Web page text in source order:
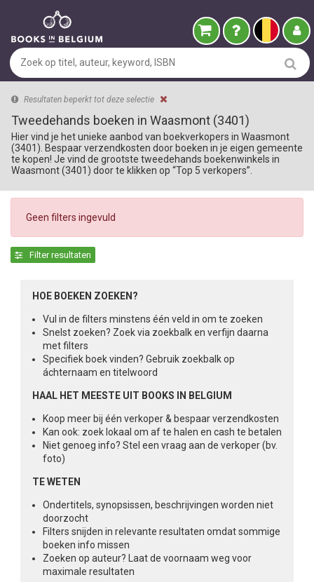
Resultaten beperkt tot deze selectie
Tweedehands boeken in Waasmont (3401)
Hier vind je het unieke aanbod van boekverkopers in Waasmont
(3401). Bespaar verzendkosten door boeken in je eigen gemeente
te kopen! Je vind de grootste tweedehands boekenwinkels in
Waasmont (3401) door te klikken op “Top 5 verkopers”.
Geen filters ingevuld
Filter resultaten
HOE BOEKEN ZOEKEN?
Vul in de filters minstens één veld in om te zoeken
Snelst zoeken? Zoek via zoekbalk en verfijn daarna
met filters
Specifiek boek vinden? Gebruik zoekbalk op
áchternaam en titelwoord
HAAL HET MEESTE UIT BOOKS IN BELGIUM
Koop meer bij één verkoper & bespaar verzendkosten
Kan ook: zoek lokaal om af te halen en cash te betalen
Niet genoeg info? Stel een vraag aan de verkoper (bv.
foto)
TE WETEN
Ondertitels, synopsissen, beschrijvingen worden niet
doorzocht
Filters snijden in relevante resultaten omdat sommige
boeken info missen
Zoeken op auteur? Laat de voornaam weg voor
maximale resultaten